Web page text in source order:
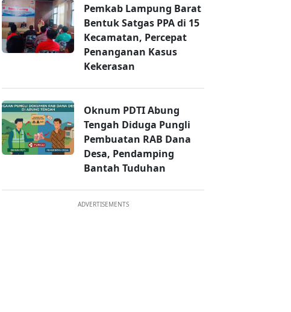
Pemkab Lampung Barat
Bentuk Satgas PPA di 15
Kecamatan, Percepat
Penanganan Kasus
Kekerasan
Oknum PDTI Abung
Tengah Diduga Pungli
Pembuatan RAB Dana
Desa, Pendamping
Bantah Tuduhan
ADVERTISEMENTS